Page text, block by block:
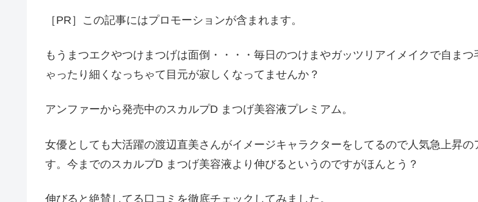
［PR］この記事にはプロモーションが含まれます。
もうまつエクやつけまつげは面倒・・・・毎日のつけまやガッツリアイメイクで自まつ
ゃったり細くなっちゃて目元が寂しくなってませんか？
アンファーから発売中のスカルプD まつげ美容液プレミアム。
女優としても大活躍の渡辺直美さんがイメージキャラクターをしてるので人気急上昇の
す。今までのスカルプD まつげ美容液より伸びるというのですがほんとう？
伸びると絶賛してる口コミを徹底チェックしてみました。